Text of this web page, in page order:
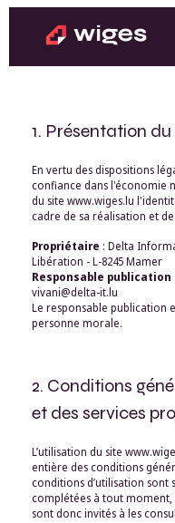
1. Présentation du
En vertu des dispositions
confiance dans l'économie
du site www.wiges.lu
cadre de sa réalisation et de
Propriétaire : Delta
Libération - L-8245 Mamer
Responsable publication
vivani@delta-it.lu
Le responsable publication
personne morale.
2. Conditions
et des services
L’utilisation du site
entière des conditions
conditions d’utilisation sont
complétées à tout moment,
sont donc invités à les